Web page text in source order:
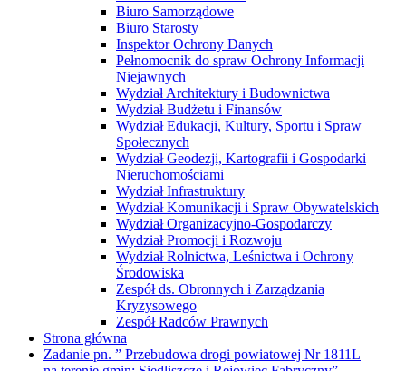
Biuro Samorządowe
Biuro Starosty
Inspektor Ochrony Danych
Pełnomocnik do spraw Ochrony Informacji
Niejawnych
Wydział Architektury i Budownictwa
Wydział Budżetu i Finansów
Wydział Edukacji, Kultury, Sportu i Spraw
Społecznych
Wydział Geodezji, Kartografii i Gospodarki
Nieruchomościami
Wydział Infrastruktury
Wydział Komunikacji i Spraw Obywatelskich
Wydział Organizacyjno-Gospodarczy
Wydział Promocji i Rozwoju
Wydział Rolnictwa, Leśnictwa i Ochrony
Środowiska
Zespół ds. Obronnych i Zarządzania
Kryzysowego
Zespół Radców Prawnych
Strona główna
Zadanie pn. ” Przebudowa drogi powiatowej Nr 1811L